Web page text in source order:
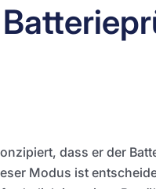
dass er der
Modus ist